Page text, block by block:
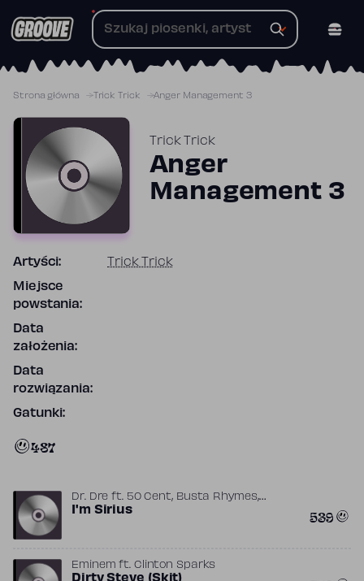
do
Strona główna Trick Trick Anger Management 3
Trick Trick
Anger
Management 3
Artyści: Trick Trick
Miejsce
powstania:
Data
założenia:
Data
rozwiązania:
Gatunki:
487
Dr. Dre ft. 50 Cent, Busta Rhymes,
Clinton Sparks
I'm Sirius 539
Eminem ft. Clinton Sparks
Dirty Steve (Skit)